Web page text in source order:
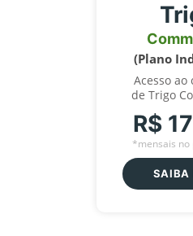
(Plano
Acesso
de Trigo
R$
*mensais no
SAIBA